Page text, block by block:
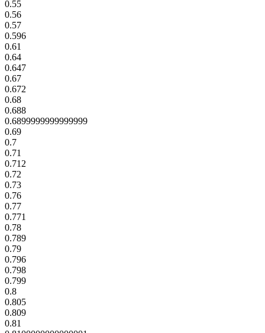
0.55
0.56
0.57
0.596
0.61
0.64
0.647
0.67
0.672
0.68
0.688
0.6899999999999999
0.69
0.7
0.71
0.712
0.72
0.73
0.76
0.77
0.771
0.78
0.789
0.79
0.796
0.798
0.799
0.8
0.805
0.809
0.81